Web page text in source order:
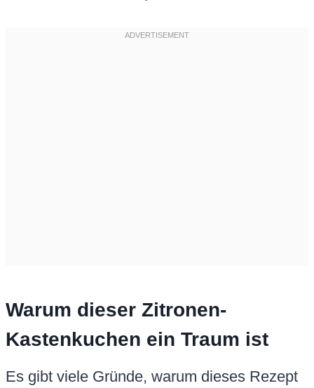
Warum dieser Zitronen-
Kastenkuchen ein Traum ist
Es gibt viele Gründe, warum dieses Rezept